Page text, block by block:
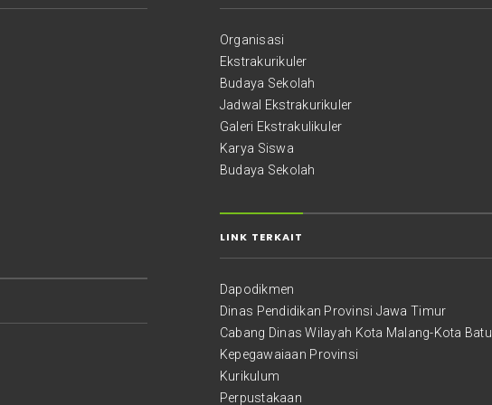
Organisasi
Ekstrakurikuler
Budaya Sekolah
Jadwal Ekstrakurikuler
Galeri Ekstrakulikuler
Karya Siswa
Budaya Sekolah
LINK TERKAIT
Dapodikmen
Dinas Pendidikan Provinsi Jawa Timur
Cabang Dinas Wilayah Kota Malang-Kota Batu
Kepegawaiaan Provinsi
Kurikulum
Perpustakaan